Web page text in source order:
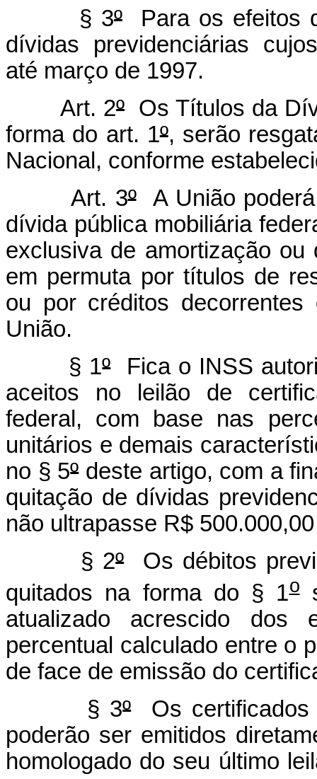
§ 3º Para os efeitos
dívidas previdenciárias
até março de 1997.
Art. 2º Os Títulos da
forma do art. 1º, serão
Nacional, conforme
Art. 3ºA União poderá
dívida pública mobiliária
exclusiva de amortização
em permuta por títulos de
ou por créditos
União.
§ 1ºFica o INSS
aceitos no leilão de
federal, com base nas
unitários e demais
no § 5ºdeste artigo, com a
quitação de dívidas
não ultrapasse R$
§ 2ºOs débitos
quitados na forma do § 1o
atualizado acrescido dos
percentual calculado entre o
de face de emissão do
§ 3ºOs certificados
poderão ser emitidos
homologado do seu último